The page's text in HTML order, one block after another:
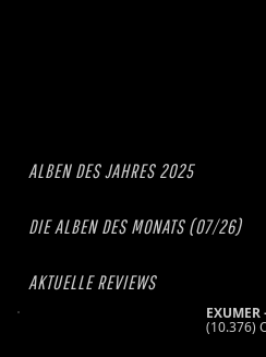
ALBEN DES JAHRES 2025
DIE ALBEN DES MONATS (07/26)
AKTUELLE REVIEWS
(10.376)